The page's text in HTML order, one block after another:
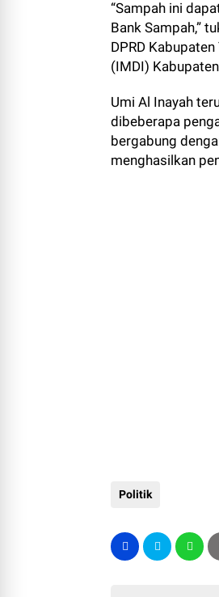
“Sampah ini
Bank Sampah,”
DPRD
(IMDI)
Umi Al Inayah
dibeberapa
bergabung
menghasilkan
Politik